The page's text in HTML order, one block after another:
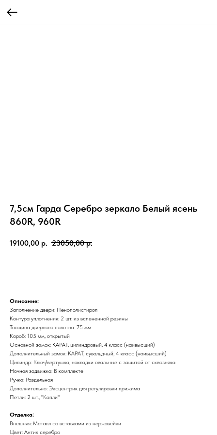
7,5см Гарда Серебро зеркало Белый ясень
860R, 960R
19100,00 р. 23050,00 р.
Описание:
Заполнение двери: Пенополистирол
Контура уплотнения: 2 шт. из вспененной резины
Толщина дверного полотна: 75 мм
Короб: 105 мм, открытый
Основной замок: КАРАТ, цилиндровый, 4 класс (наивысший)
Дополнительный замок: КАРАТ, сувальдный, 4 класс (наивысший)
Цилиндр: Ключ/вертушка, накладки овальные с защитой от сквозняка
Ночная задвижка: В комплекте
Ручка: Раздельная
Дополнительно: Эксцентрик для регулировки прижима
Петли: 2 шт., "Капли"
Отделка:
Внешняя: Металл со вставками из нержавейки
Цвет: Антик серебро